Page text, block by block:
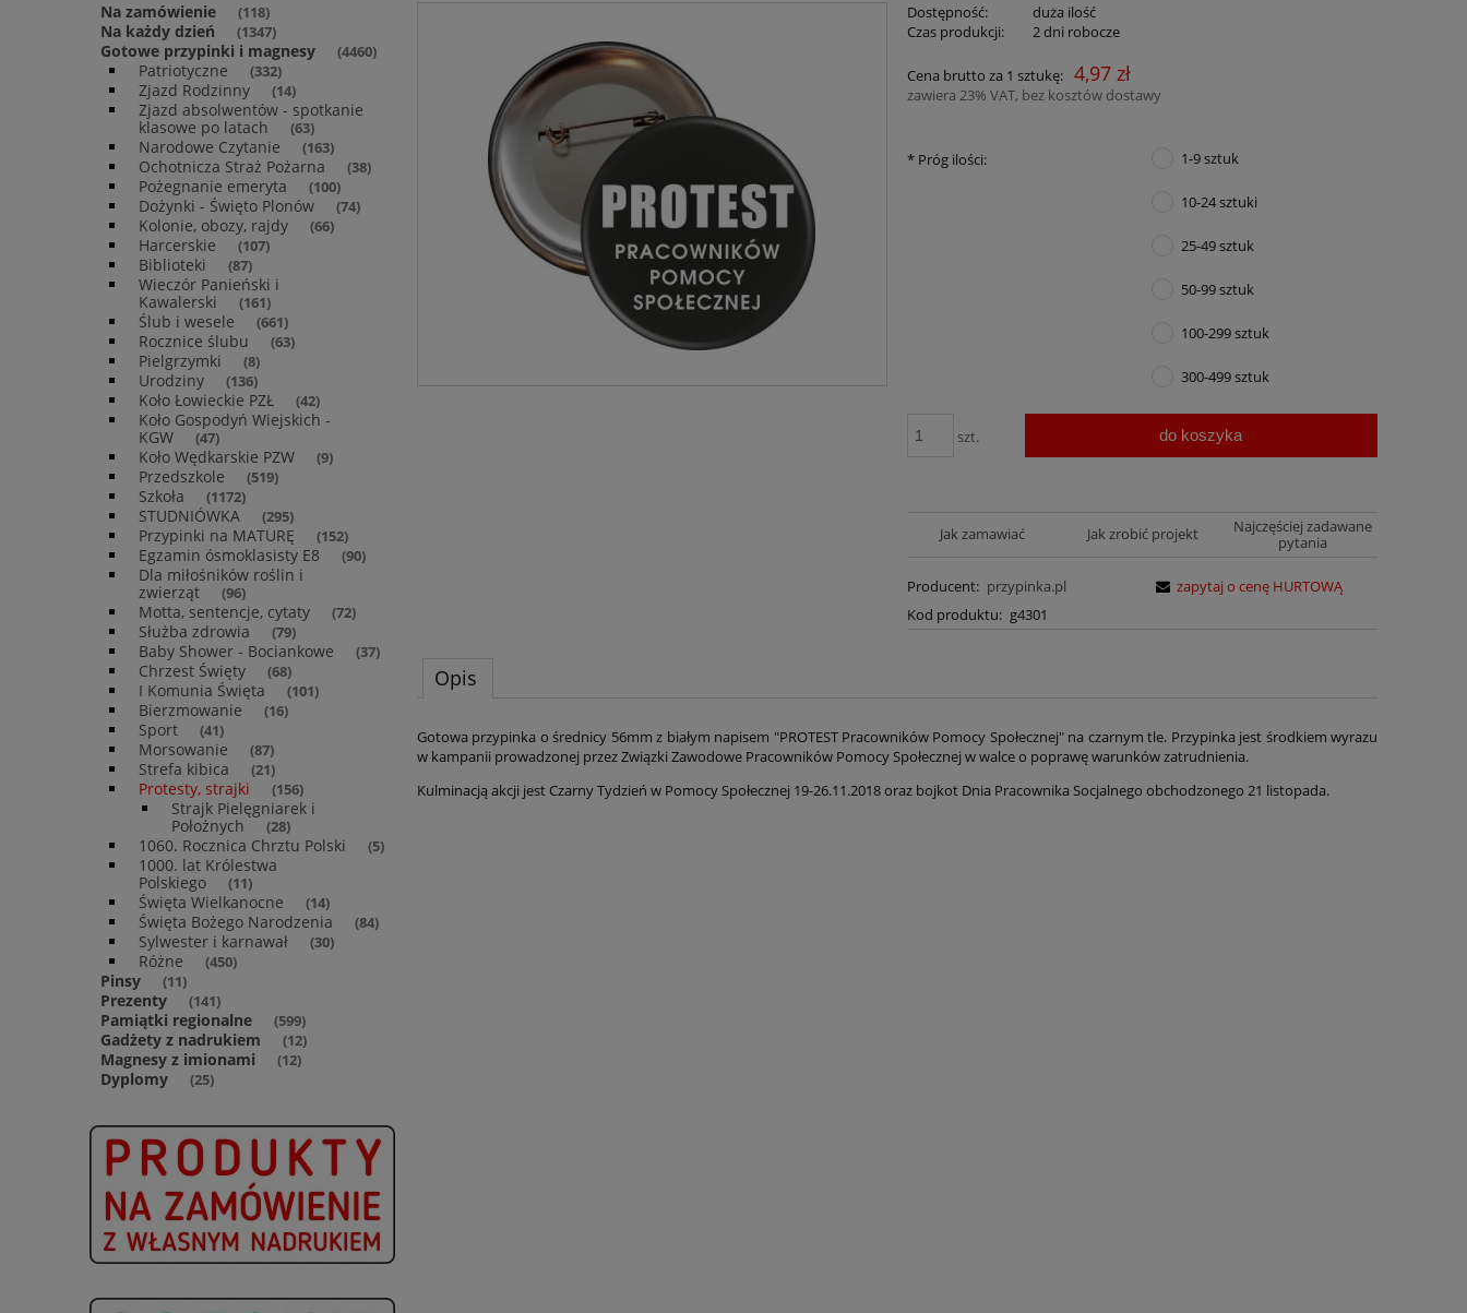
Na zamówienie (118)
Na każdy dzień (1347)
Gotowe przypinki i magnesy (4460)
Patriotyczne (332)
Zjazd Rodzinny (14)
Zjazd absolwentów - spotkanie
klasowe po latach
(63)
Narodowe Czytanie (163)
Ochotnicza Straż Pożarna (38)
Pożegnanie emeryta (100)
Dożynki - Święto Plonów (74)
Kolonie, obozy, rajdy (66)
Harcerskie (107)
Biblioteki (87)
Wieczór Panieński i
Kawalerski
(161)
Ślub i wesele (661)
Rocznice ślubu (63)
Pielgrzymki (8)
Urodziny (136)
Koło Łowieckie PZŁ (42)
Koło Gospodyń Wiejskich -
KGW
(47)
Koło Wędkarskie PZW (9)
Przedszkole (519)
Szkoła (1172)
STUDNIÓWKA (295)
Przypinki na MATURĘ (152)
Egzamin ósmoklasisty E8 (90)
Dla miłośników roślin i
zwierząt
(96)
Motta, sentencje, cytaty (72)
Służba zdrowia (79)
Baby Shower - Bociankowe (37)
Chrzest Święty (68)
I Komunia Święta (101)
Bierzmowanie (16)
Sport (41)
Morsowanie (87)
Strefa kibica (21)
Protesty, strajki (156)
Strajk Pielęgniarek i
Położnych
(28)
1060. Rocznica Chrztu Polski (5)
1000. lat Królestwa
Polskiego
(11)
Święta Wielkanocne (14)
Święta Bożego Narodzenia (84)
Sylwester i karnawał (30)
Różne (450)
Pinsy (11)
Prezenty (141)
Pamiątki regionalne (599)
Gadżety z nadrukiem (12)
Magnesy z imionami (12)
Dyplomy (25)
Dostępność:
duża ilość
Czas produkcji:
2 dni robocze
Cena brutto za 1 sztukę: 4,97 zł
zawiera 23% VAT, bez kosztów dostawy
* Próg ilości: 1-9 sztuk
10-24 sztuki
25-49 sztuk
50-99 sztuk
100-299 sztuk
300-499 sztuk
szt. do koszyka
Jak zamawiać Jak zrobić projekt
Najczęściej zadawane
pytania
Producent: przypinka.pl
Kod produktu: g4301
zapytaj o cenę HURTOWĄ
Opis
Gotowa przypinka o średnicy 56mm z białym napisem "PROTEST Pracowników Pomocy Społecznej" na czarnym tle. Przypinka jest środkiem wyrazu
w kampanii prowadzonej przez Związki Zawodowe Pracowników Pomocy Społecznej w walce o poprawę warunków zatrudnienia.
Kulminacją akcji jest Czarny Tydzień w Pomocy Społecznej 19-26.11.2018 oraz bojkot Dnia Pracownika Socjalnego obchodzonego 21 listopada.